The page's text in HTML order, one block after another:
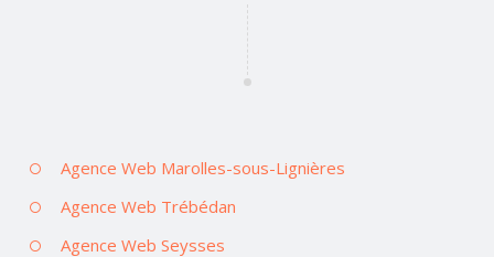
Agence Web Marolles-sous-Lignières
Agence Web Trébédan
Agence Web Seysses